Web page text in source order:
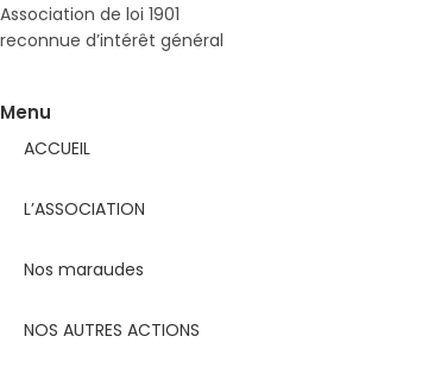
Association de loi 1901
reconnue d’intérêt général
Menu
ACCUEIL
L’ASSOCIATION
Nos maraudes
NOS AUTRES ACTIONS